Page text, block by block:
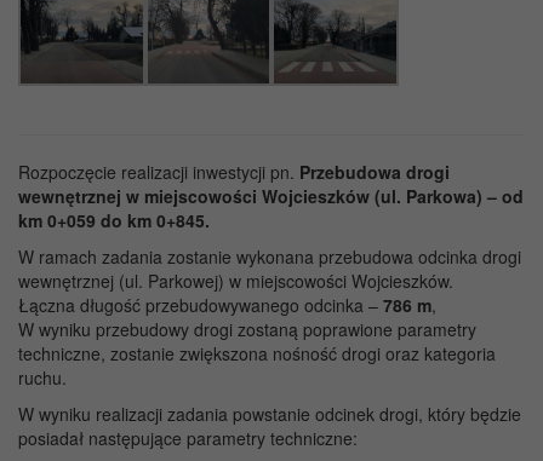
Rozpoczęcie realizacji inwestycji pn. Przebudowa drogi
wewnętrznej w miejscowości Wojcieszków (ul. Parkowa) – od
km 0+059 do km 0+845.
W ramach zadania zostanie wykonana przebudowa odcinka drogi
wewnętrznej (ul. Parkowej) w miejscowości Wojcieszków.
Łączna długość przebudowywanego odcinka – 786 m,
W wyniku przebudowy drogi zostaną poprawione parametry
techniczne, zostanie zwiększona nośność drogi oraz kategoria
ruchu.
W wyniku realizacji zadania powstanie odcinek drogi, który będzie
posiadał następujące parametry techniczne: